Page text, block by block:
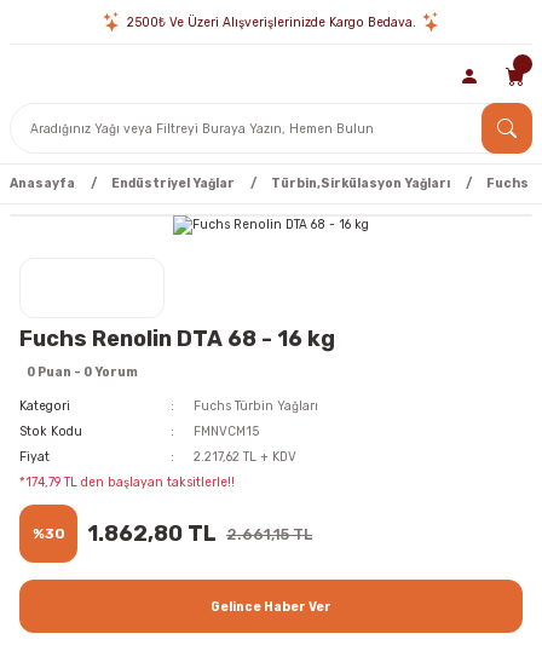
2500₺ Ve Üzeri Alışverişlerinizde Kargo Bedava.
Anasayfa Endüstriyel Yağlar Türbin,Sirkülasyon Yağları Fuchs
Fuchs Renolin DTA 68 - 16 kg
0 Puan - 0 Yorum
Kategori
Fuchs Türbin Yağları
Stok Kodu
FMNVCM15
Fiyat
2.217,62 TL + KDV
*174,79 TL den başlayan taksitlerle!!
%30 1.862,80 TL 2.661,15 TL
Gelince Haber Ver